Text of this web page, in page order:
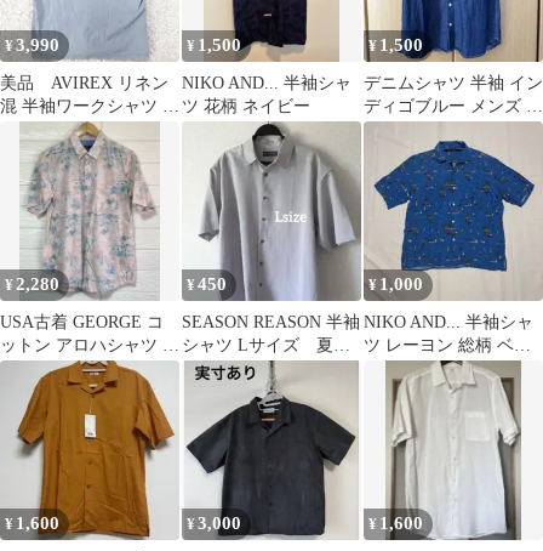
¥ 3,990
美品 AVIREX リネン
混 半袖ワークシャツ 星
条旗刺繍 ライトブルー
¥ 1,500
NIKO AND... 半袖シャ
ツ 花柄 ネイビー
¥ 1,500
デニムシャツ 半袖 イン
ディゴブルー メンズ L
サイズ 中古品
¥ 2,280
USA古着 GEORGE コ
ットン アロハシャツ パ
ームツリー柄 ピンク M
相当
¥450
SEASON REASON 半袖
シャツ Lサイズ 夏シ
ャツ グレー ライト
¥ 1,000
NIKO AND... 半袖シャ
ツ レーヨン 総柄 ベニ
スビーチ ニコアンド
¥ 1,600 ¥3,000 ¥ 1,600